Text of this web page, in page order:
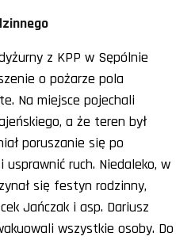
z KPP w Sępólnie
o pożarze pola
Na miejsce pojechali
a że teren był
poruszanie się po
ruch. Niedaleko, w
się festyn rodzinny,
Jańczak i asp. Dariusz
wszystkie osoby. Do